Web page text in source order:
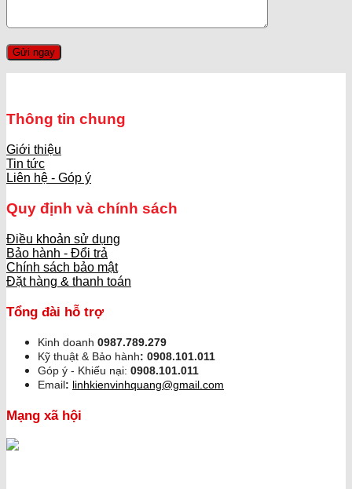
Thông tin chung
Giới thiệu
Tin tức
Liên hệ - Góp ý
Quy định và chính sách
Điều khoản sử dụng
Bảo hành - Đổi trả
Chính sách bảo mật
Đặt hàng & thanh toán
Tổng đài hỗ trợ
Kinh doanh 0987.789.279
Kỹ thuật & Bảo hành: 0908.101.011
Góp ý - Khiếu nại: 0908.101.011
Email: linhkienvinhquang@gmail.com
Mạng xã hội